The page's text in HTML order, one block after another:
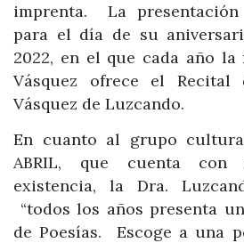
imprenta. La presentación
para el día de su
2022, en el que cada año
Vásquez ofrece el Recital
Vásquez de Luzcando.
En cuanto al grupo
ABRIL, que cuenta
existencia, la Dra.
“todos los años presenta
de Poesías. Escoge a una